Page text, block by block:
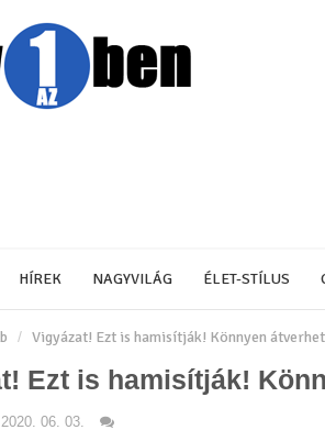
HÍREK NAGYVILÁG ÉLET-STÍLUS
Vigyázat! Ezt is hamisítják! Könnyen
Ezt is hamisítják!
2020. 06. 03.